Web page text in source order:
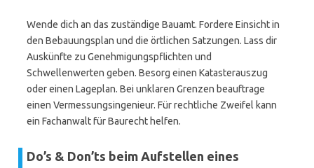
Wende dich an das zuständige Bauamt. Fordere Einsicht in
den Bebauungsplan und die örtlichen Satzungen. Lass dir
Auskünfte zu Genehmigungspflichten und
Schwellenwerten geben. Besorg einen Katasterauszug
oder einen Lageplan. Bei unklaren Grenzen beauftrage
einen Vermessungsingenieur. Für rechtliche Zweifel kann
ein Fachanwalt für Baurecht helfen.
Do’s & Don’ts beim Aufstellen eines